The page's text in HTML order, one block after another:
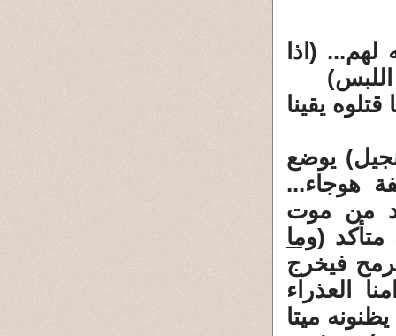
(اذا
يقينا
يوضع
هوجاء...
من موت
متأكد (وما
فيخرج
العذراء
ميتا